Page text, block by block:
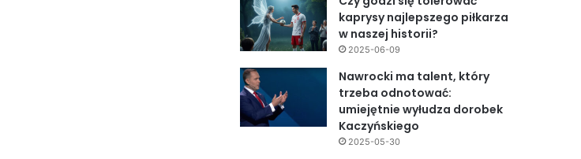
kaprysy najlepszego piłkarza
w naszej historii?
2025-06-09
Nawrocki ma talent, który
trzeba odnotować:
umiejętnie wyłudza dorobek
Kaczyńskiego
2025-05-30